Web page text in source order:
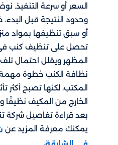
السعر أو سرعة التنفيذ.
وحدود النتيجة قبل
أو سبق تنظيفها بمواد
تحصل على تنظيف كنب
المظهر ويقلل احتمال تلف
نظافة الكنب خطوة مهمة
المكتب، لكنها تصبح أكثر
الخارج من المكيف نظيفًا
بعد قراءة تفاصيل شركة
يمكنك معرفة المزيد عن
.